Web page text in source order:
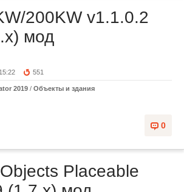
200KW v1.1.0.2
мод
551
2019 / Объекты и здания
0
Placeable